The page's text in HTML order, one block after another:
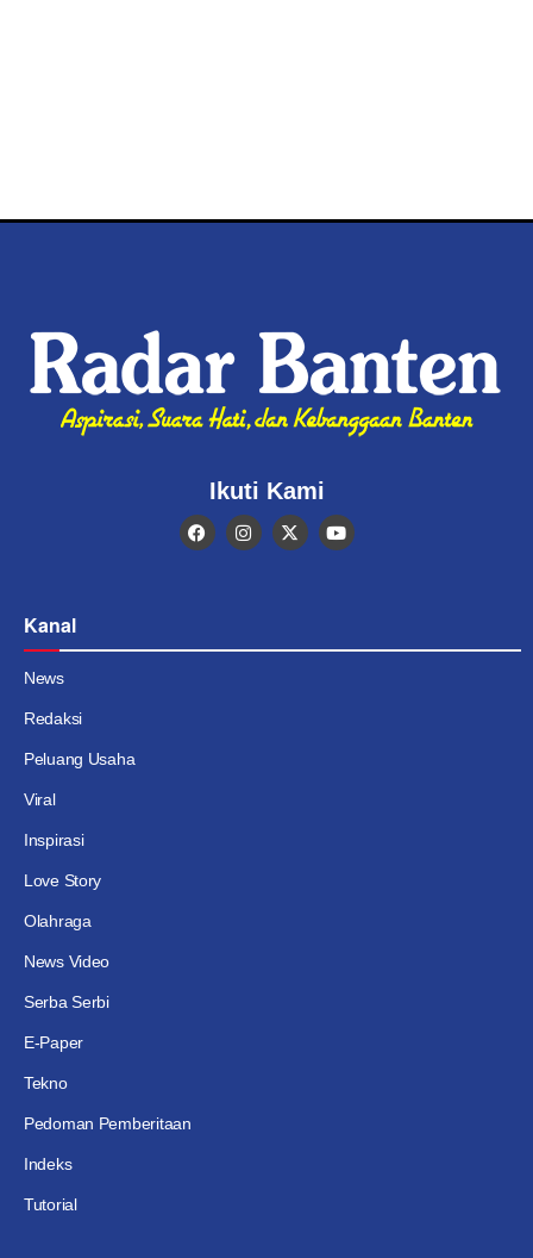
Ikuti Kami
Kanal
News
Redaksi
Peluang Usaha
Viral
Inspirasi
Love Story
Olahraga
News Video
Serba Serbi
E-Paper
Tekno
Pedoman Pemberitaan
Indeks
Tutorial